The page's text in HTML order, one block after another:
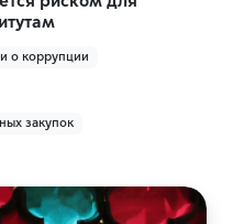
о коррупции
закупок